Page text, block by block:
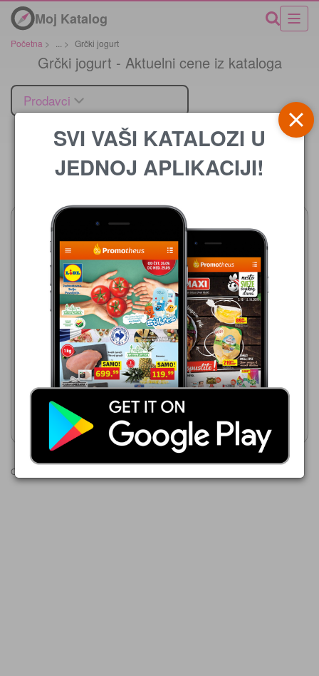
Moj Katalog
Početna > > Grčki jogurt
Grčki jogurt - Aktuelni cene iz kataloga
Prodavci
Cena
49,99 din
PILOS Adriatikos grčki tip
Prikaži katalog
88,49 din
Pilos Grčki tip jogurta
Prikaži katalog
Oglasi
SVI VAŠI KATALOZI U
JEDNOJ APLIKACIJI!